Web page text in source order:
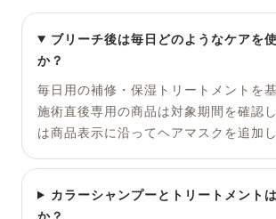
ブリーチ後は毎日どのようなケアを
か？
毎日用の補修・保湿トリートメントを
施術直後専用の商品は対象期間を確認
は商品表示に沿ってヘアマスクを追加し
カラーシャンプーとトリートメント
か？